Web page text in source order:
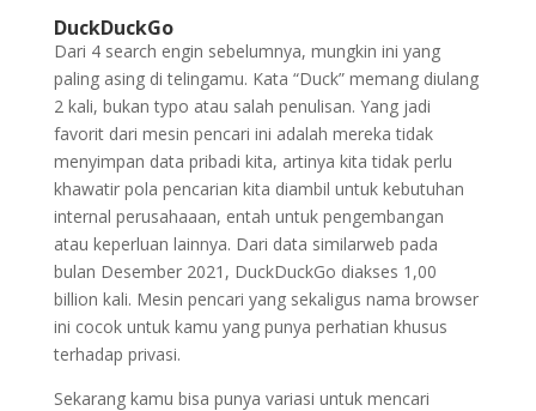
DuckDuckGo
Dari 4 search engin sebelumnya, mungkin ini yang
paling asing di telingamu. Kata “Duck” memang diulang
2 kali, bukan typo atau salah penulisan. Yang jadi
favorit dari mesin pencari ini adalah mereka tidak
menyimpan data pribadi kita, artinya kita tidak perlu
khawatir pola pencarian kita diambil untuk kebutuhan
internal perusahaaan, entah untuk pengembangan
atau keperluan lainnya. Dari data similarweb pada
bulan Desember 2021, DuckDuckGo diakses 1,00
billion kali. Mesin pencari yang sekaligus nama browser
ini cocok untuk kamu yang punya perhatian khusus
terhadap privasi.
Sekarang kamu bisa punya variasi untuk mencari